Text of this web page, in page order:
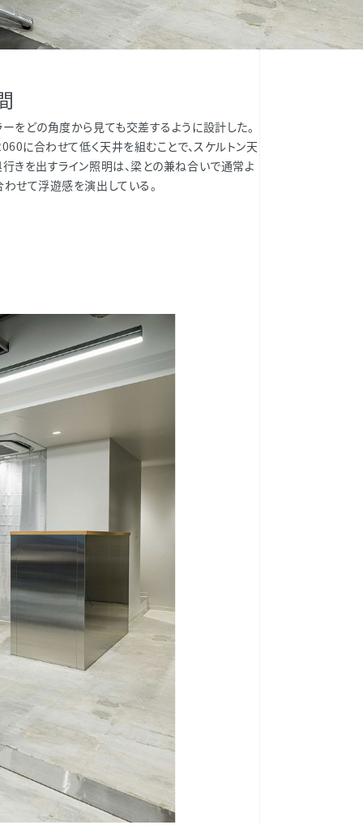
をどの角度から見ても交差するように設計した。
に合わせて低く天井を組むことで、スケルトン天
きを出すライン照明は、梁との兼ね合いで通常よ
せて浮遊感を演出している。